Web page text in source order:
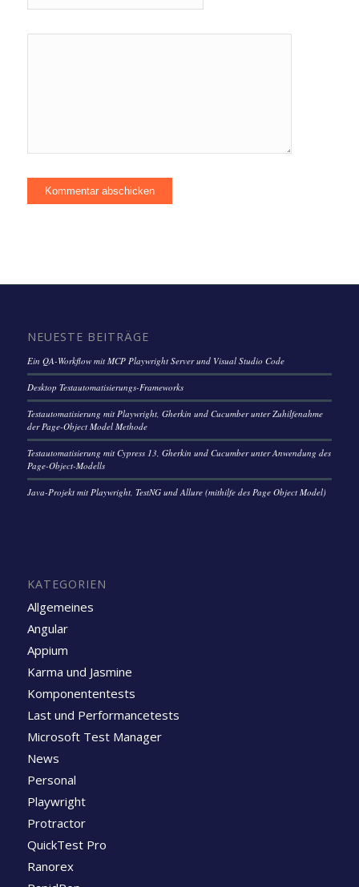
NEUESTE BEITRÄGE
Ein QA-Workflow mit MCP Playwright Server und Visual Studio Code
Desktop Testautomatisierungs-Frameworks
Testautomatisierung mit Playwright, Gherkin und Cucumber unter Zuhilfenahme
der Page-Object Model Methode
Testautomatisierung mit Cypress 13, Gherkin und Cucumber unter Anwendung des
Page-Object-Modells
Java-Projekt mit Playwright, TestNG und Allure (mithilfe des Page Object Model)
KATEGORIEN
Allgemeines
Angular
Appium
Karma und Jasmine
Komponententests
Last und Performancetests
Microsoft Test Manager
News
Personal
Playwright
Protractor
QuickTest Pro
Ranorex